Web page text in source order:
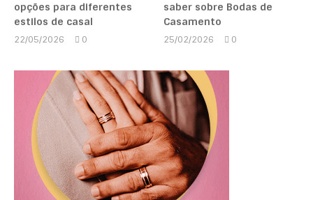
opções para diferentes
estilos de casal
22/05/2026
0
saber sobre Bodas de
Casamento
25/02/2026
0